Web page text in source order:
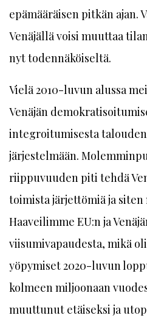
epämääräisen pitkän ajan.
Venäjällä voisi muuttaa
nyt todennäköiseltä.
Vielä 2010-luvun alussa
Venäjän
integroitumisesta
järjestelmään.
riippuvuuden piti tehdä
toimista järjettömiä ja siten
Haaveilimme EU:n ja
viisumivapaudesta, mikä
yöpymiset 2020-luvun
kolmeen miljoonaan
muuttunut etäiseksi ja